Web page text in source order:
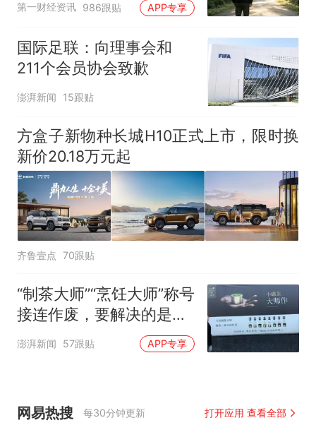
第一财经资讯 986跟贴 APP专享
国际足联：向理事会和
211个会员协会致歉
澎湃新闻 15跟贴
方盒子新物种长城H10正式上市，限时换
新价20.18万元起
齐鲁壹点 70跟贴
“制茶大师”“烹饪大师”称号
接连作废，要解决的是什
么问题
澎湃新闻 57跟贴 APP专享
网易热搜 每30分钟更新 打开应用 查看全部